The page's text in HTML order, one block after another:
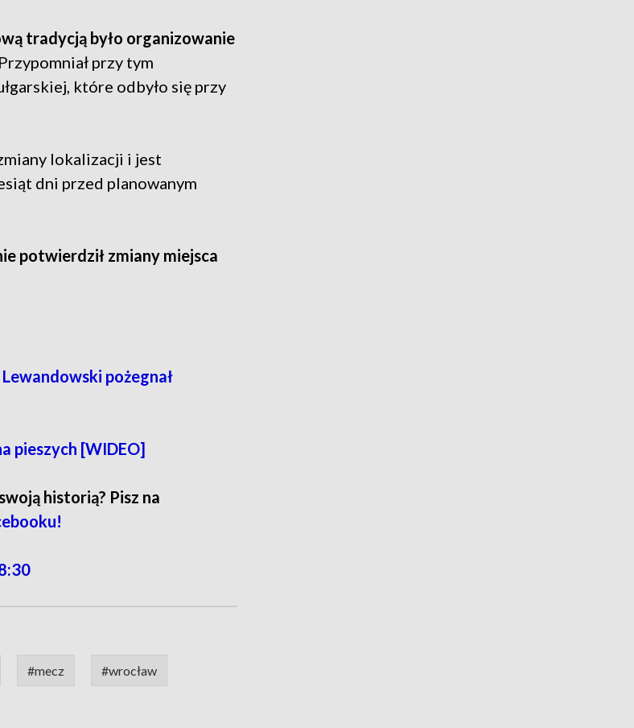
tradycją było organizowanie
Przypomniał przy tym
które odbyło się przy
lokalizacji i jest
dni przed planowanym
potwierdził zmiany miejsca
pożegnał
pieszych [WIDEO]
historią? Pisz na
#mecz #wrocław